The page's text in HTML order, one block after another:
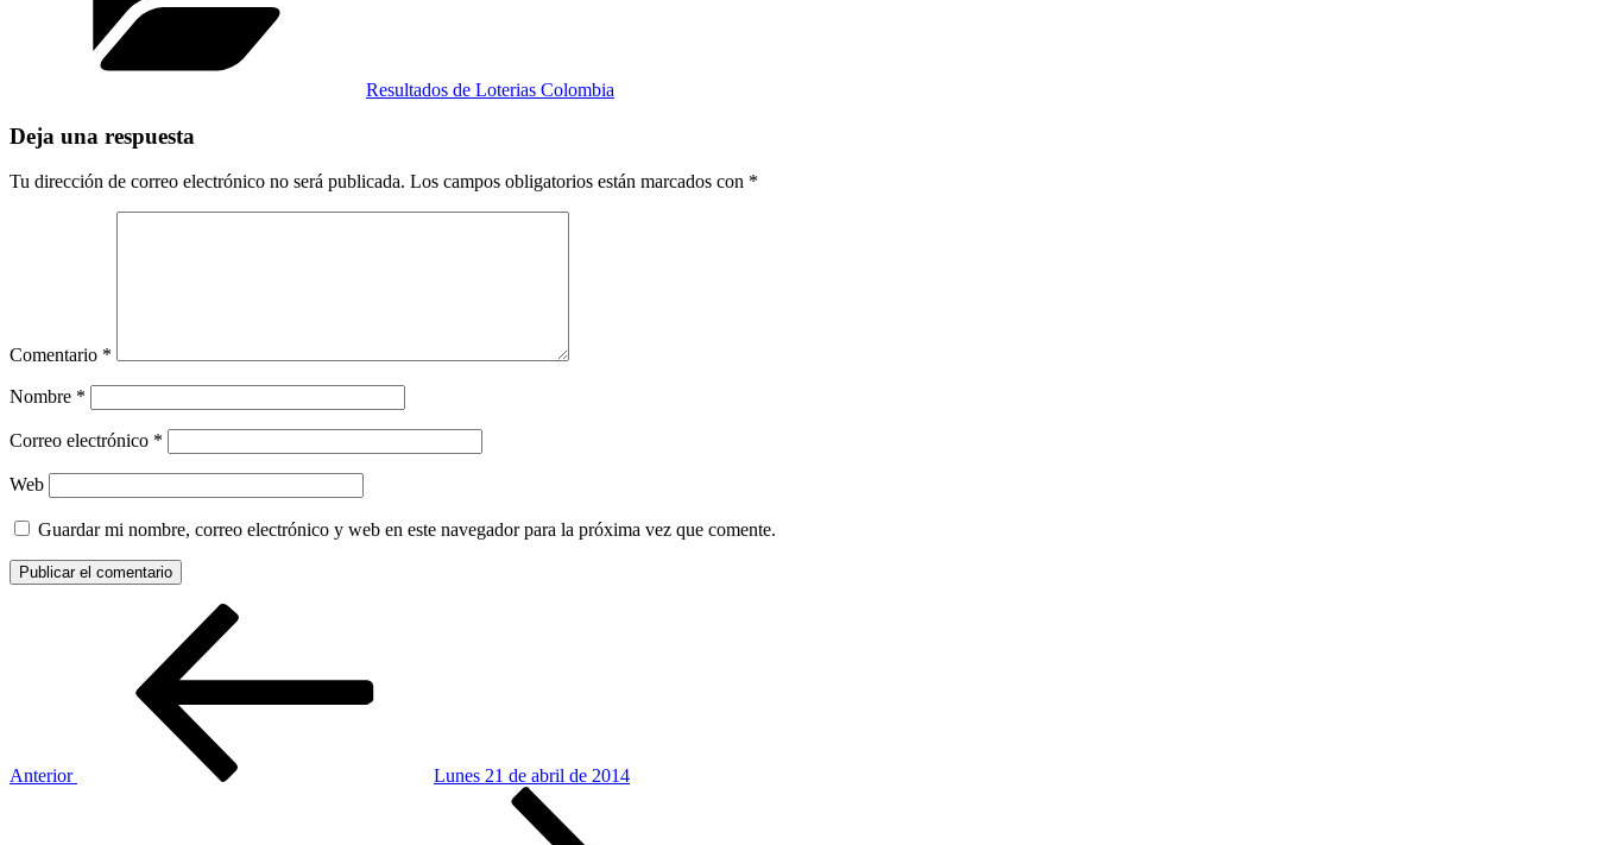
Resultados de Loterias Colombia
Deja una respuesta
Tu dirección de correo electrónico no será publicada. Los campos obligatorios están marcados con *
Comentario *
Nombre *
Correo electrónico *
Web
Guardar mi nombre, correo electrónico y web en este navegador para la próxima vez que comente.
Anterior
Lunes 21 de abril de 2014